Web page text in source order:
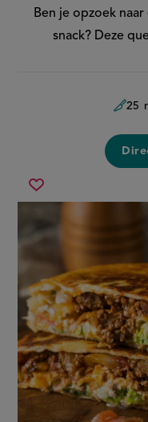
Ben je opzoek
snack? Deze
25
Sla
op
quesadillas
met
gehakt